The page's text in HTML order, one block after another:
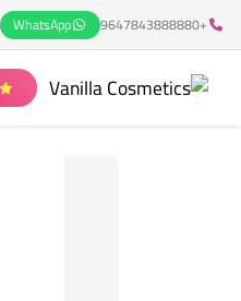
+9647843888880
WhatsApp